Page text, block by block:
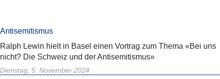
Antisemitismus
Ralph Lewin hielt in Basel einen Vortrag zum Thema «Bei uns
nicht? Die Schweiz und der Antisemitismus»
Dienstag, 5. November 2024